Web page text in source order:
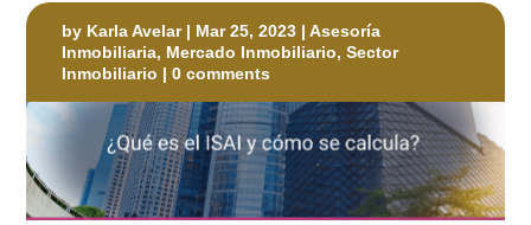
by Karla Avelar| Mar 25, 2023 |Asesoría
Inmobiliaria, Mercado Inmobiliario,Sector
Inmobiliario |0 comments